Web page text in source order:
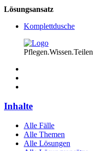
Lösungsansatz
Komplettdusche
Pflegen.Wissen.Teilen
Inhalte
Alle Fälle
Alle Themen
Alle Lösungen